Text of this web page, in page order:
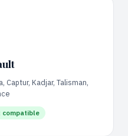
Captur, Kadjar, Talisman,
compatible